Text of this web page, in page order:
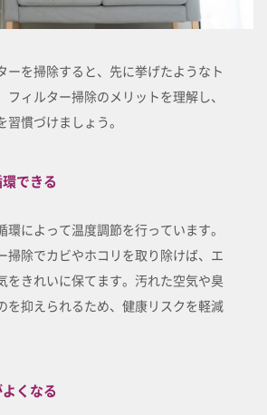
ーを掃除すると、先に挙げたようなト
フィルター掃除のメリットを理解し、
慣づけましょう。
できる
環によって温度調節を行っています。
掃除でカビやホコリを取り除けば、エ
をきれいに保てます。汚れた空気や臭
を抑えられるため、健康リスクを軽減
くなる